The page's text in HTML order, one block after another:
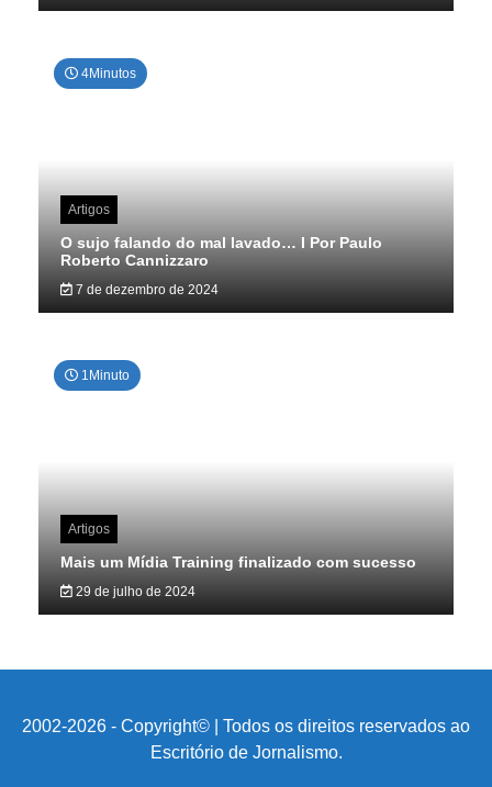
4Minutos
Artigos
O sujo falando do mal lavado… I Por Paulo
Roberto Cannizzaro
7 de dezembro de 2024
1Minuto
Artigos
Mais um Mídia Training finalizado com sucesso
29 de julho de 2024
2002-2026 - Copyright© | Todos os direitos reservados ao
Escritório de Jornalismo.